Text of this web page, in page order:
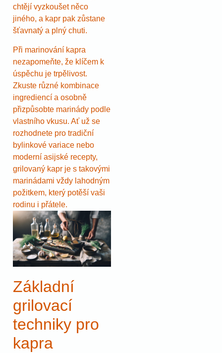
chtějí vyzkoušet něco
jiného, a kapr pak zůstane
šťavnatý a plný chuti.
Při marinování kapra
nezapomeňte, že klíčem k
úspěchu je trpělivost.
Zkuste různé kombinace
ingrediencí a osobně
přizpůsobte marinády podle
vlastního vkusu. Ať už se
rozhodnete pro tradiční
bylinkové variace nebo
moderní asijské recepty,
grilovaný kapr je s takovými
marinádami vždy lahodným
požitkem, který potěší vaši
rodinu i přátele.
Základní
grilovací
techniky pro
kapra